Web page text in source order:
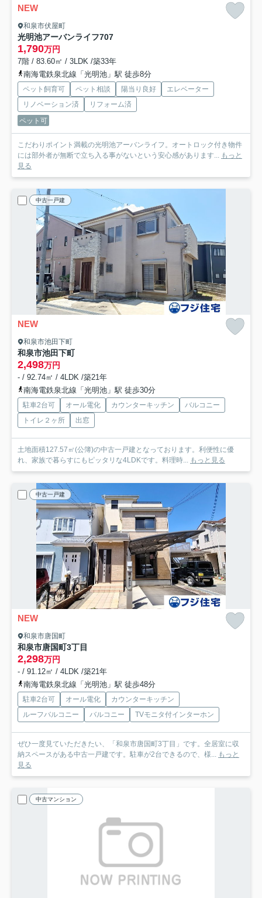
NEW
和泉市伏屋町
光明池アーバンライフ707
1,790万円
7階 / 83.60㎡ / 3LDK /築33年
南海電鉄泉北線「光明池」駅 徒歩8分
ペット飼育可 ペット相談 陽当り良好
エレベーター
リノベーション済
リフォーム済
ペット可
こだわりポイント満載の光明池アーバンライフ。オートロック付き物件
には部外者が無断で立ち入る事がないという安心感があります... もっと
見る
中古一戸建
NEW
和泉市池田下町
和泉市池田下町
2,498万円
- / 92.74㎡ / 4LDK /築21年
南海電鉄泉北線「光明池」駅 徒歩30分
駐車2台可 オール電化 カウンターキッチン
バルコニー
トイレ２ヶ所
出窓
土地面積127.57㎡(公簿)の中古一戸建となっております。利便性に優
れ、家族で暮らすにもピッタリな4LDKです。料理時... もっと見る
中古一戸建
NEW
和泉市唐国町
和泉市唐国町3丁目
2,298万円
- / 91.12㎡ / 4LDK /築21年
南海電鉄泉北線「光明池」駅 徒歩48分
駐車2台可 オール電化
カウンターキッチン
ルーフバルコニー
バルコニー TVモニタ付インターホン
ぜひ一度見ていただきたい、「和泉市唐国町3丁目」です。全居室に収
納スペースがある中古一戸建です。駐車が2台できるので、様... もっと
見る
中古マンション